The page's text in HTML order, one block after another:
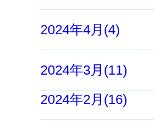
2024年4月(4)
2024年3月(11)
2024年2月(16)